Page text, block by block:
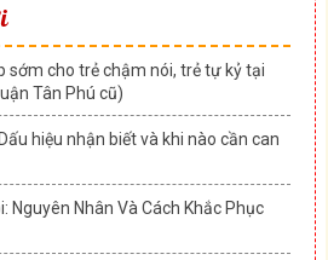
sớm cho trẻ chậm nói, trẻ tự kỷ tại
Tân Phú cũ)
hiệu nhận biết và khi nào cần can
Nguyên Nhân Và Cách Khắc Phục